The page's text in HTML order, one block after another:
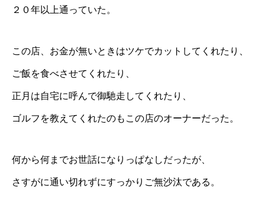
２０年以上通っていた。
この店、お金が無いときはツケでカットしてくれたり、
ご飯を食べさせてくれたり、
正月は自宅に呼んで御馳走してくれたり、
ゴルフを教えてくれたのもこの店のオーナーだった。
何から何までお世話になりっぱなしだったが、
さすがに通い切れずにすっかりご無沙汰である。